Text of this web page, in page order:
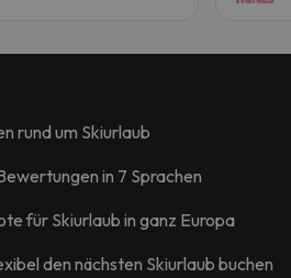
rund um Skiurlaub
in 7 Sprachen
für Skiurlaub in ganz Europa
den nächsten Skiurlaub buchen